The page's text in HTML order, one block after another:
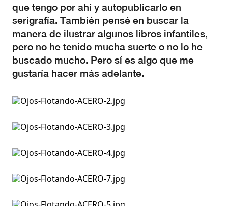
que tengo por ahí y autopublicarlo en
serigrafía. También pensé en buscar la
manera de ilustrar algunos libros infantiles,
pero no he tenido mucha suerte o no lo he
buscado mucho. Pero sí es algo que me
gustaría hacer más adelante.